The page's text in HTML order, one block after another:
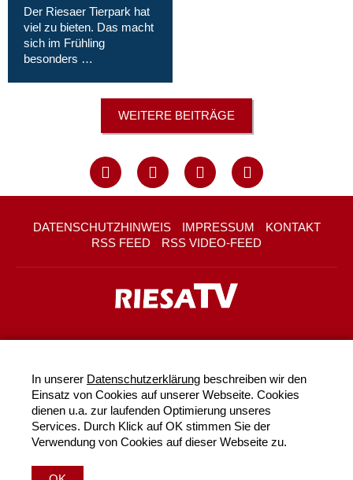
Der Riesaer Tierpark hat
viel zu bieten. Das macht
sich im Frühling
besonders …
WEITERE BEITRÄGE
DATENSCHUTZHINWEIS IMPRESSUM
KONTAKT
RSS FEED
RSS VIDEO-FEED
In unserer Datenschutzerklärung beschreiben wir den
Einsatz von Cookies auf unserer Webseite. Cookies
dienen u.a. zur laufenden Optimierung unseres
Services. Durch Klick auf OK stimmen Sie der
Verwendung von Cookies auf dieser Webseite zu.